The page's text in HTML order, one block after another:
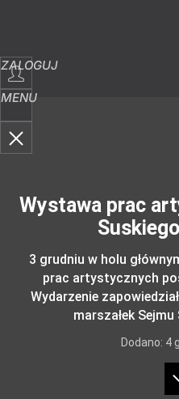
ZALOGUJ
MENU
Wystawa prac
3 grudniu w holu
prac artystycznych
Wydarzenie
marszałek
Dodano: 4